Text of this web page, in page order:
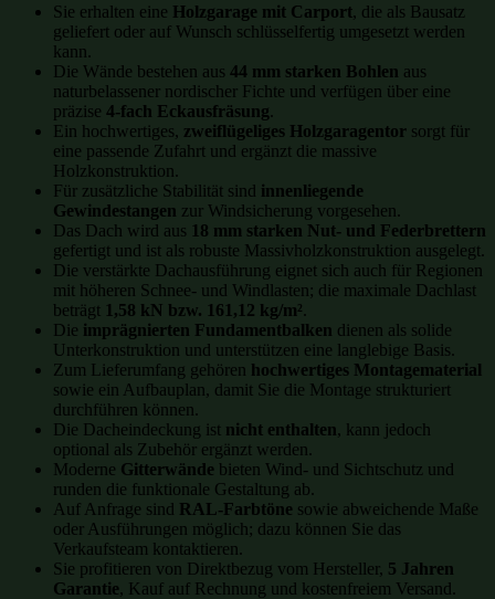
Sie erhalten eine Holzgarage mit Carport, die als Bausatz
geliefert oder auf Wunsch schlüsselfertig umgesetzt werden
kann.
Die Wände bestehen aus 44 mm starken Bohlen aus
naturbelassener nordischer Fichte und verfügen über eine
präzise 4-fach Eckausfräsung.
Ein hochwertiges, zweiflügeliges Holzgaragentor sorgt für
eine passende Zufahrt und ergänzt die massive
Holzkonstruktion.
Für zusätzliche Stabilität sind innenliegende
Gewindestangen zur Windsicherung vorgesehen.
Das Dach wird aus 18 mm starken Nut- und Federbrettern
gefertigt und ist als robuste Massivholzkonstruktion ausgelegt.
Die verstärkte Dachausführung eignet sich auch für Regionen
mit höheren Schnee- und Windlasten; die maximale Dachlast
beträgt 1,58 kN bzw. 161,12 kg/m².
Die imprägnierten Fundamentbalken dienen als solide
Unterkonstruktion und unterstützen eine langlebige Basis.
Zum Lieferumfang gehören hochwertiges Montagematerial
sowie ein Aufbauplan, damit Sie die Montage strukturiert
durchführen können.
Die Dacheindeckung ist nicht enthalten, kann jedoch
optional als Zubehör ergänzt werden.
Moderne Gitterwände bieten Wind- und Sichtschutz und
runden die funktionale Gestaltung ab.
Auf Anfrage sind RAL-Farbtöne sowie abweichende Maße
oder Ausführungen möglich; dazu können Sie das
Verkaufsteam kontaktieren.
Sie profitieren von Direktbezug vom Hersteller, 5 Jahren
Garantie, Kauf auf Rechnung und kostenfreiem Versand.